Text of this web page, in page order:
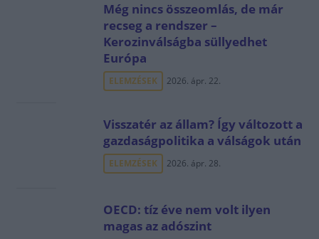
Még nincs összeomlás, de már
recseg a rendszer –
Kerozinválságba süllyedhet
Európa
ELEMZÉSEK 2026. ápr. 22.
Visszatér az állam? Így változott a
gazdaságpolitika a válságok után
ELEMZÉSEK 2026. ápr. 28.
OECD: tíz éve nem volt ilyen
magas az adószint